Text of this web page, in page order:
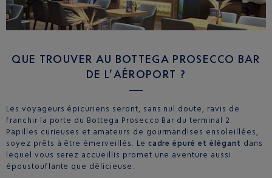
QUE TROUVER AU BOTTEGA PROSECCO BAR
DE L’AÉROPORT ?
Les voyageurs épicuriens seront, sans nul doute, ravis de
franchir la porte du Bottega Prosecco Bar du terminal 2.
Papilles curieuses et amateurs de gourmandises ensoleillées,
soyez prêts à être émerveillés. Le cadre épuré et élégant dans
lequel vous serez accueillis promet une aventure aussi
époustouflante que délicieuse.